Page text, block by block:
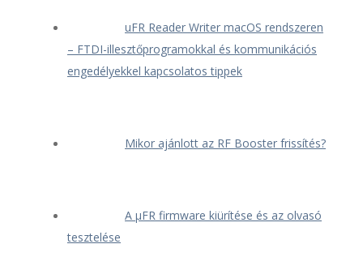
uFR Reader Writer macOS rendszeren
– FTDI-illesztőprogramokkal és kommunikációs
engedélyekkel kapcsolatos tippek
Mikor ajánlott az RF Booster frissítés?
A μFR firmware kiürítése és az olvasó
tesztelése